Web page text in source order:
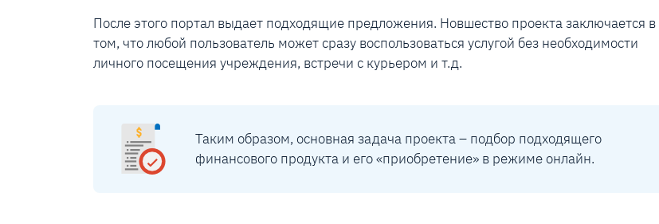
После этого портал выдает подходящие предложения. Новшество проекта заключается в
том, что любой пользователь может сразу воспользоваться услугой без необходимости
личного посещения учреждения, встречи с курьером и т.д.
Таким образом, основная задача проекта – подбор подходящего
финансового продукта и его «приобретение» в режиме онлайн.